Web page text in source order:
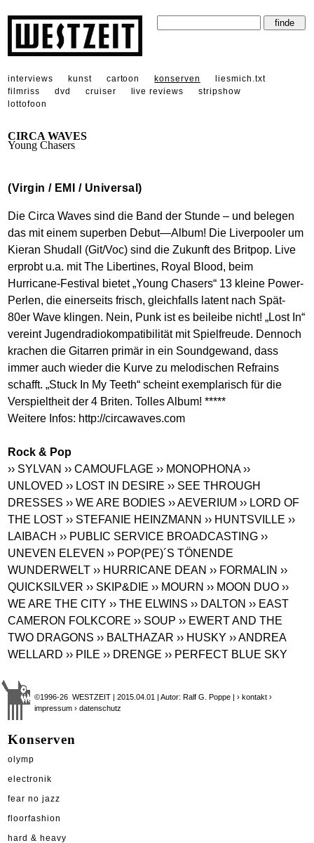
interviews kunst cartoon konserven
liesmich.txt
filmriss
dvd cruiser live reviews
stripshow
lottofoon
CIRCA WAVES
Young Chasers
(Virgin / EMI / Universal)
Die Circa Waves sind die Band der Stunde – und belegen
das mit einem superben Debut—Album! Die Liverpooler um
Kieran Shudall (Git/Voc) sind die Zukunft des Britpop. Live
erprobt u.a. mit The Libertines, Royal Blood, beim
Hurricane-Festival bietet „Young Chasers“ 13 kleine Power-
Perlen, die einerseits frisch, gleichfalls latent nach Spät-
80er Wave klingen. Nein, Punk ist es beileibe nicht! „Lost In“
vereint Jugendradiokompatibilität mit Spielfreude. Dennoch
krachen die Gitarren primär in ein Soundgewand, dass
immer auch wieder die Kurve zu melodischen Refrains
schafft. „Stuck In My Teeth“ scheint exemplarisch für die
Verspieltheit der 4 Briten. Tolles Album! *****
Weitere Infos: http://circawaves.com
Rock & Pop
›› SYLVAN ›› CAMOUFLAGE ›› MONOPHONA ››
UNLOVED ›› LOST IN DESIRE ›› SEE THROUGH
DRESSES ›› WE ARE BODIES ›› AEVERIUM ›› LORD OF
THE LOST ›› STEFANIE HEINZMANN ›› HUNTSVILLE ››
LAIBACH ›› PUBLIC SERVICE BROADCASTING ››
UNEVEN ELEVEN ›› POP(PE)´S TÖNENDE
WUNDERWELT ›› HURRICANE DEAN ›› FORMALIN ››
QUICKSILVER ›› SKIP&DIE ›› MOURN ›› MOON DUO ››
WE ARE THE CITY ›› THE ELWINS ›› DALTON ›› EAST
CAMERON FOLKCORE ›› SOUP ›› EWERT AND THE
TWO DRAGONS ›› BALTHAZAR ›› HUSKY ›› ANDREA
WELLARD ›› PILE ›› DRENGE ›› PERFECT BLUE SKY
©1996-26 WESTZEIT | 2015.04.01 | Autor: Ralf G. Poppe |› kontakt ›
impressum › datenschutz
Konserven
olymp
electronik
fear no jazz
floorfashion
hard & heavy